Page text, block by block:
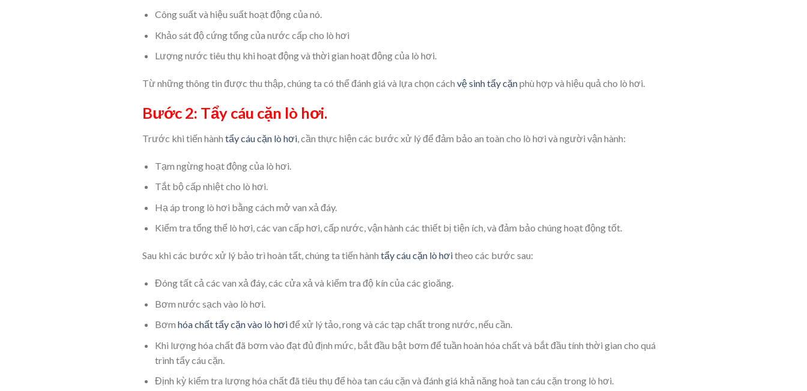
Công suất và hiệu suất hoạt động của nó.
Khảo sát độ cứng tổng của nước cấp cho lò hơi
Lượng nước tiêu thụ khi hoạt động và thời gian hoạt động của lò hơi.
Từ những thông tin được thu thập, chúng ta có thể đánh giá và lựa chọn cách vệ sinh tẩy cặnphù hợp và hiệu quả cho lò hơi.
Bước 2: Tẩy cáu cặn lò hơi.
Trước khi tiến hành tẩy cáu cặn lò hơi , cần thực hiện các bước xử lý để đảm bảo an toàn cho lò hơi và người vận hành:
Tạm ngừng hoạt động của lò hơi.
Tắt bộ cấp nhiệt cho lò hơi.
Hạ áp trong lò hơi bằng cách mở van xả đáy.
Kiểm tra tổng thể lò hơi, các van cấp hơi, cấp nước, vận hành các thiết bị tiện ích, và đảm bảo chúng hoạt động tốt.
Sau khi các bước xử lý bảo trì hoàn tất, chúng ta tiến hành tẩy cáu cặn lò hơitheo các bước sau:
Đóng tất cả các van xả đáy, các cửa xả và kiểm tra độ kín của các gioăng.
Bơm nước sạch vào lò hơi.
Bơm hóa chất tẩy cặn vào lò hơiđể xử lý tảo, rong và các tạp chất trong nước, nếu cần.
Khi lượng hóa chất đã bơm vào đạt đủ định mức, bắt đầu bật bơm để tuần hoàn hóa chất và bắt đầu tính thời gian cho quá
trình tẩy cáu cặn.
Định kỳ kiểm tra lượng hóa chất đã tiêu thụ để hòa tan cáu cặn và đánh giá khả năng hoà tan cáu cặn trong lò hơi.